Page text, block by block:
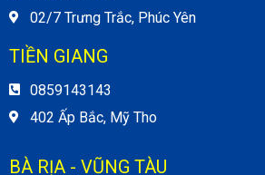
02/7 Trưng Trắc, Phúc Yên
TIỀN GIANG
0859143143
402 Ấp Bắc, Mỹ Tho
BÀ RỊA - VŨNG TÀU